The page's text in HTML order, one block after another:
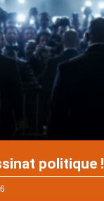
politique !